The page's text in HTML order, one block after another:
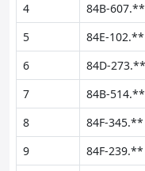
4
84B-607.**
5
84E-102.**
6
84D-273.**
7
84B-514.**
8
84F-345.**
9
84F-239.**